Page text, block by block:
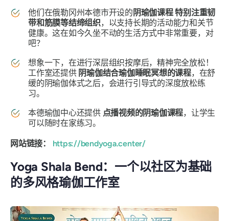
他们在俄勒冈州本德市开设的 阴瑜伽课程特别注重韧
带和筋膜等结缔组织，以支持长期的活动能力和关节
健康。这在如今久坐不动的生活方式中非常重要，对
吧？
想象一下，在进行深层组织按摩后，精神完全放松！
工作室还提供 阴瑜伽结合瑜伽睡眠冥想的课程，在舒
缓的阴瑜伽体式之后，会进行引导式的深度放松练
习。
本德瑜伽中心还提供 点播视频的阴瑜伽课程，让学生
可以随时在家练习。
网站链接： https://bendyoga.center/
Yoga Shala Bend：一个以社区为基础
的多风格瑜伽工作室